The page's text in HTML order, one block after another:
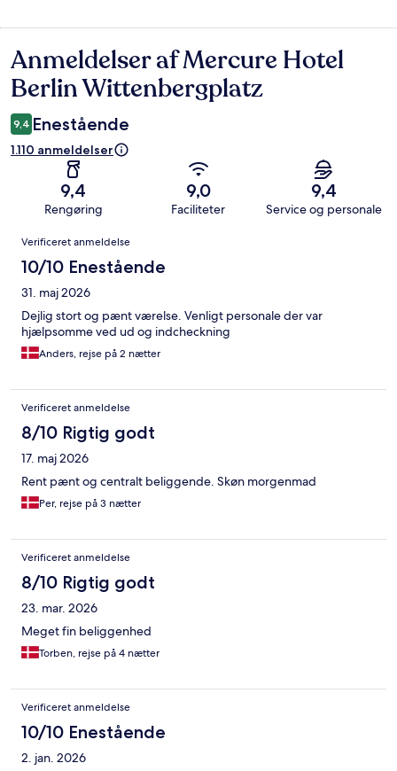
Anmeldelser
Anmeldelser af Mercure Hotel
Berlin Wittenbergplatz
9,4 Enestående
1.110 anmeldelser
9,4
Rengøring
9,0
Faciliteter
9,4
Service og personale
Anmeldelser
Verificeret anmeldelse
10/10 Enestående
31. maj 2026
Dejlig stort og pænt værelse. Venligt personale der var
hjælpsomme ved ud og indcheckning
Anders, rejse på 2 nætter
Verificeret anmeldelse
8/10 Rigtig godt
17. maj 2026
Rent pænt og centralt beliggende. Skøn morgenmad
Per, rejse på 3 nætter
Verificeret anmeldelse
8/10 Rigtig godt
23. mar. 2026
Meget fin beliggenhed
Torben, rejse på 4 nætter
Verificeret anmeldelse
10/10 Enestående
2. jan. 2026